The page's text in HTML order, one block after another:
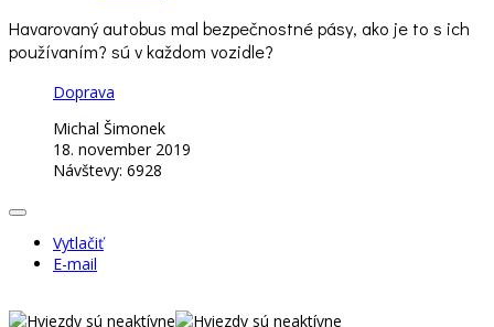
Havarovaný autobus mal bezpečnostné pásy, ako je to s ich
používaním? sú v každom vozidle?
Doprava
Michal Šimonek
18. november 2019
Návštevy: 6928
Vytlačiť
E-mail